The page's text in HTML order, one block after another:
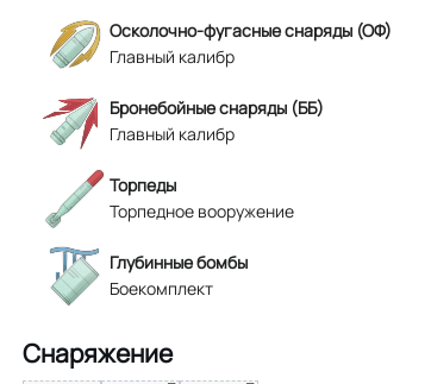
Осколочно-фугасные снаряды (ОФ)
Главный калибр
Бронебойные снаряды (ББ)
Главный калибр
Торпеды
Торпедное вооружение
Глубинные бомбы
Боекомплект
Снаряжение